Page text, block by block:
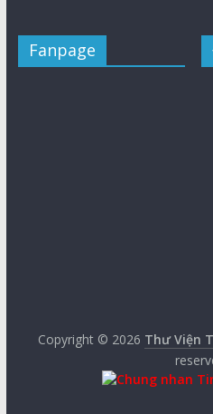
Fanpage
Copyright © 2026 Thư Viện